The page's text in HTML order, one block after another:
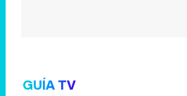
GUÍA TV